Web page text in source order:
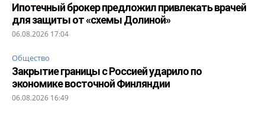
Ипотечный брокер предложил привлекать врачей
для защиты от «схемы Долиной»
06.08.2026 17:04
Общество
Закрытие границы с Россией ударило по
экономике восточной Финляндии
06.08.2026 16:49